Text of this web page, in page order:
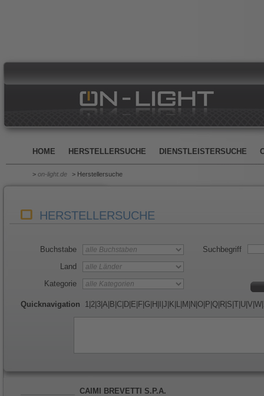
HOME HERSTELLERSUCHE DIENSTLEISTERSUCHE
> on-light.de > Herstellersuche
HERSTELLERSUCHE
Buchstabe
Land
Kategorie
Suchbegriff
Quicknavigation 1 2 3 A B C D E F G H J K L M N O P Q R S T U V W
CAIMI BREVETTI S.P.A.